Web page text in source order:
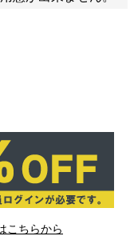
こちらから